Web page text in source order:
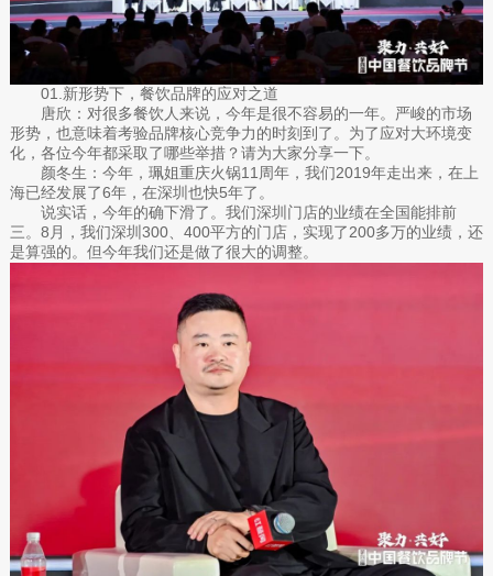
01.新形势下，餐饮品牌的应对之道
唐欣：对很多餐饮人来说，今年是很不容易的一年。严峻的市场
形势，也意味着考验品牌核心竞争力的时刻到了。为了应对大环境变
化，各位今年都采取了哪些举措？请为大家分享一下。
颜冬生：今年，珮姐重庆火锅11周年，我们2019年走出来，在上
海已经发展了6年，在深圳也快5年了。
说实话，今年的确下滑了。我们深圳门店的业绩在全国能排前
三。8月，我们深圳300、400平方的门店，实现了200多万的业绩，还
是算强的。但今年我们还是做了很大的调整。